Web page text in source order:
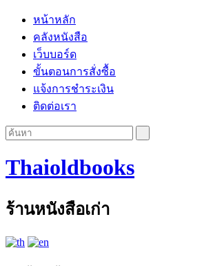
หน้าหลัก
คลังหนังสือ
เว็บบอร์ด
ขั้นตอนการสั่งซื้อ
แจ้งการชำระเงิน
ติดต่อเรา
Thaioldbooks
ร้านหนังสือเก่า